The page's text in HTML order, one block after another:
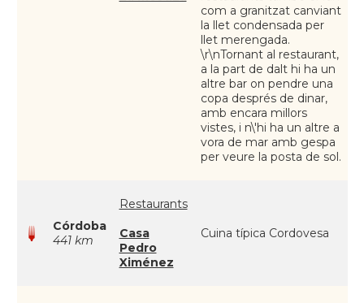
com a granitzat canviant
la llet condensada per
llet merengada.
\r\nTornant al restaurant,
a la part de dalt hi ha un
altre bar on pendre una
copa després de dinar,
amb encara millors
vistes, i n\'hi ha un altre a
vora de mar amb gespa
per veure la posta de sol.
Córdoba
441 km
Restaurants
Casa
Pedro
Ximénez
Cuina típica Cordovesa